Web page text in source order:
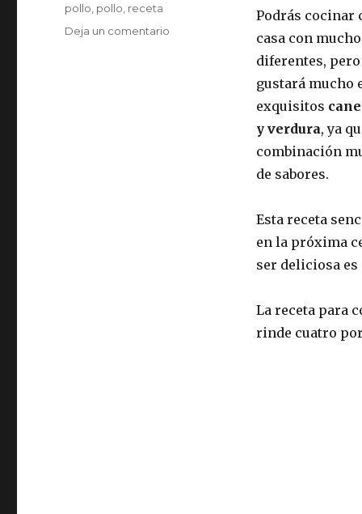
Podrás cocinar
casa con
diferentes,
gustará mucho
exquisitos
y verdura, ya
combinación
de sabores.
Esta receta
en la próxima
ser deliciosa
La receta para
rinde cuatro
pollo pollo receta
Deja un comentario